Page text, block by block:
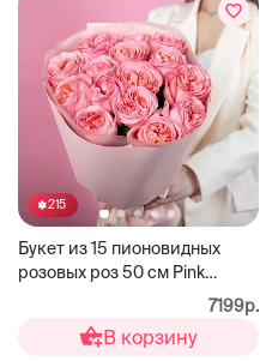
215
Букет из 15 пионовидных
розовых роз 50 см Pink
7199р.
В корзину